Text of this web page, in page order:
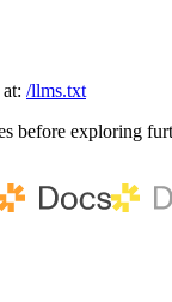
/llms.txt
before exploring